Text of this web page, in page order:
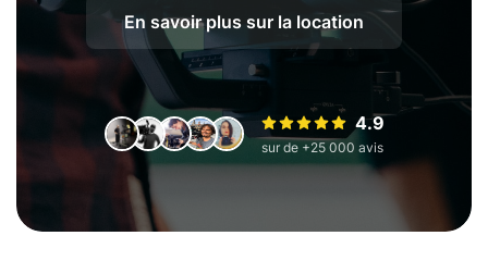
En savoir plus sur la location
4.9
sur de +25 000 avis